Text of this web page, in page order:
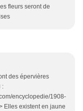
fleurs seront de
des épervières
:
encyclopedie/1908-
Elles existent en jaune